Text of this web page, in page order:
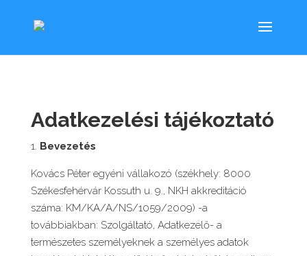
Adatkezelési tájékoztató
Bevezetés
Kovács Péter egyéni vállakozó (székhely: 8000
Székesfehérvár Kossuth u. 9., NKH akkreditáció
száma: KM/KA/A/NS/1059/2009) -a
továbbiakban: Szolgáltató, Adatkezelő- a
természetes személyeknek a személyes adatok